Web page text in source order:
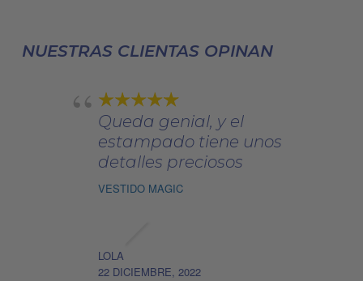
elegir
de
NUESTRAS CLIENTAS OPINAN
Queda genial, y el
estampado tiene unos
detalles preciosos
VESTIDO MAGIC
LOLA
22 DICIEMBRE, 2022